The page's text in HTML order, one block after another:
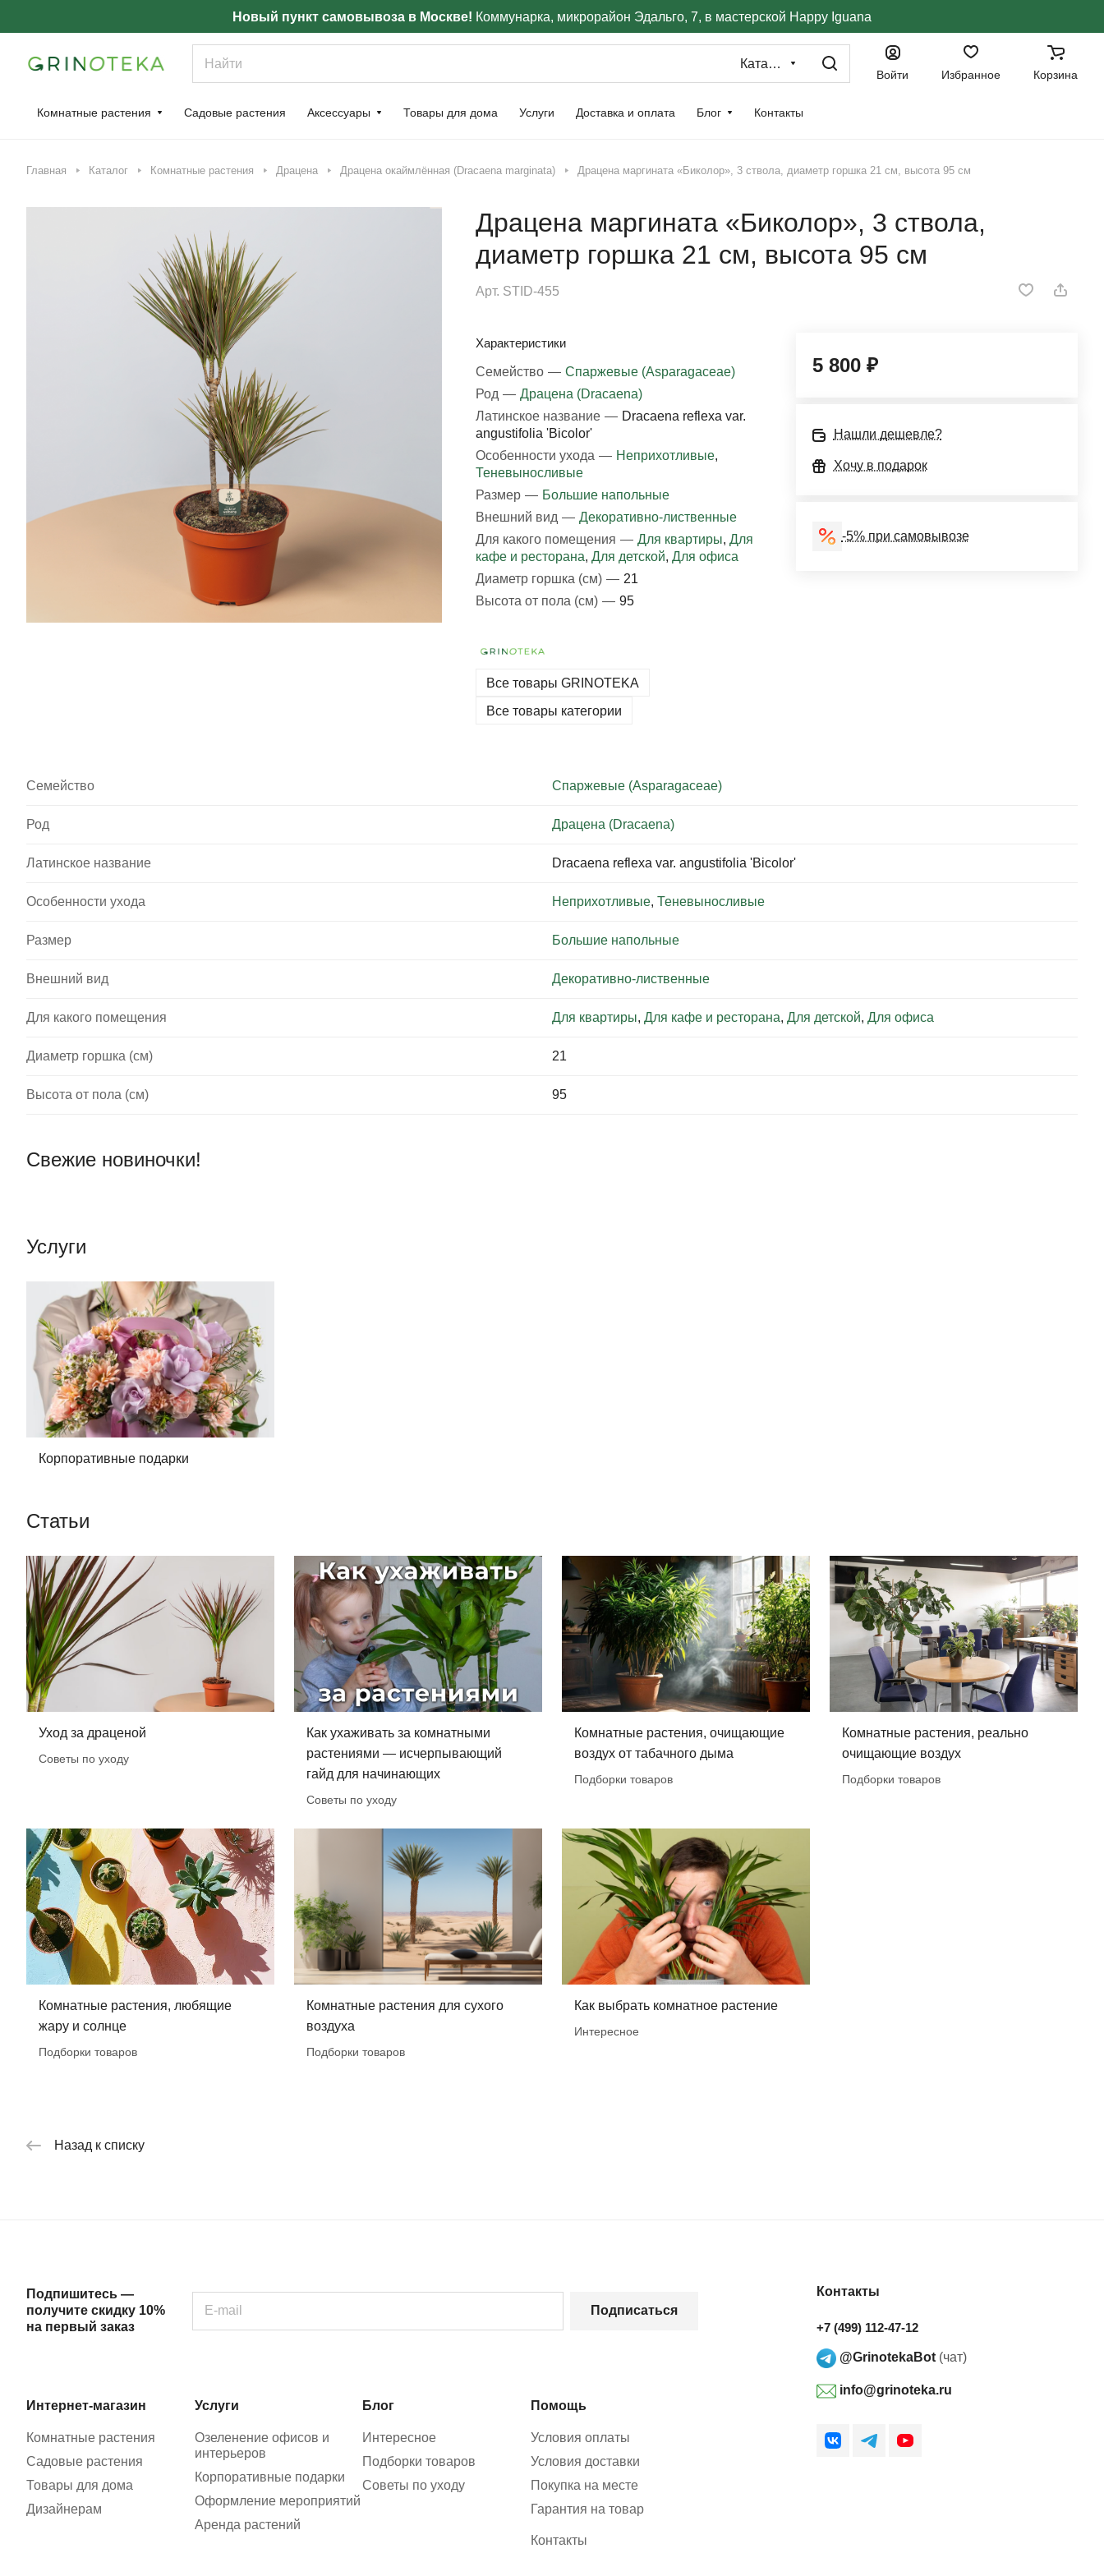
Новый пункт самовывоза в Москве! Коммунарка, микрорайон Эдальго, 7, в мастерской Happy Iguana
Каталог
Войти Избранное Корзина
Комнатные растения Садовые растения Аксессуары Товары для дома Услуги Доставка и оплата Блог Контакты
Главная Каталог Комнатные растения Драцена Драцена окаймлённая (Dracaena marginata) Драцена маргината «Биколор», 3 ствола, диаметр горшка 21 см, высота 95 см
Драцена маргината «Биколор», 3 ствола,
диаметр горшка 21 см, высота 95 см
Арт. STID-455
Характеристики
Семейство — Спаржевые (Asparagaceae)
Род — Драцена (Dracaena)
Латинское название — Dracaena reflexa var.
angustifolia 'Bicolor'
Особенности ухода — Неприхотливые,
Теневыносливые
Размер — Большие напольные
Внешний вид — Декоративно-лиственные
Для какого помещения — Для квартиры, Для
кафе и ресторана, Для детской, Для офиса
Диаметр горшка (см) — 21
Высота от пола (см) — 95
Все товары GRINOTEKA
Все товары категории
5 800 ₽
Нашли дешевле?
Хочу в подарок
-5% при самовывозе
Семейство Спаржевые (Asparagaceae)
Род Драцена (Dracaena)
Латинское название Dracaena reflexa var. angustifolia 'Bicolor'
Особенности ухода Неприхотливые, Теневыносливые
Размер Большие напольные
Внешний вид Декоративно-лиственные
Для какого помещения Для квартиры, Для кафе и ресторана, Для детской, Для офиса
Диаметр горшка (см) 21
Высота от пола (см) 95
Свежие новиночки!
Услуги
Корпоративные подарки
Статьи
Уход за драценой
Советы по уходу
Как ухаживать за комнатными
растениями — исчерпывающий
гайд для начинающих
Советы по уходу
Комнатные растения, очищающие
воздух от табачного дыма
Подборки товаров
Комнатные растения, реально
очищающие воздух
Подборки товаров
Комнатные растения, любящие
жару и солнце
Подборки товаров
Комнатные растения для сухого
воздуха
Подборки товаров
Как выбрать комнатное растение
Интересное
Назад к списку
Подпишитесь —
получите скидку 10%
на первый заказ
Подписаться
Интернет-магазин
Комнатные растения
Садовые растения
Товары для дома
Дизайнерам
Услуги
Озеленение офисов и
интерьеров
Корпоративные подарки
Оформление мероприятий
Аренда растений
Блог
Интересное
Подборки товаров
Советы по уходу
Помощь
Условия оплаты
Условия доставки
Покупка на месте
Гарантия на товар
Контакты
Контакты
+7 (499) 112-47-12
@GrinotekaBot (чат)
info@grinoteka.ru